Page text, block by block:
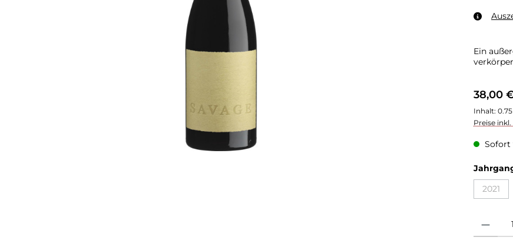
Ein
38,00
Inhalt:
Preise
Sofort
2021